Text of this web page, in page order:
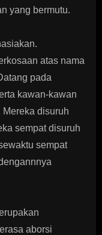
yang bermutu.
atas nama
pada
kawan-kawan
Mereka disuruh
sempat disuruh
sempat
aborsi